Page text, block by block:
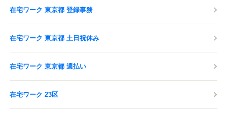
在宅ワーク 東京都 登録事務
在宅ワーク 東京都 土日祝休み
在宅ワーク 東京都 週払い
在宅ワーク 23区